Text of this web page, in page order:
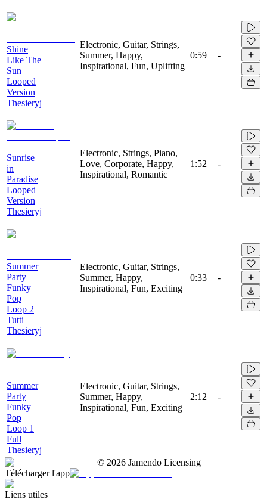
Shine
Like The
Sun
Looped
Version
Thesieryj
Electronic, Guitar, Strings,
Summer, Happy,
Inspirational, Fun, Uplifting
0:59 -
Sunrise
in
Paradise
Looped
Version
Thesieryj
Electronic, Strings, Piano,
Love, Corporate, Happy,
Inspirational, Romantic
1:52 -
Summer
Party
Funky
Pop
Loop 2
Tutti
Thesieryj
Electronic, Guitar, Strings,
Summer, Happy,
Inspirational, Fun, Exciting
0:33 -
Summer
Party
Funky
Pop
Loop 1
Full
Thesieryj
Electronic, Guitar, Strings,
Summer, Happy,
Inspirational, Fun, Exciting
2:12 -
© 2026 Jamendo Licensing
Télécharger l'app
Liens utiles